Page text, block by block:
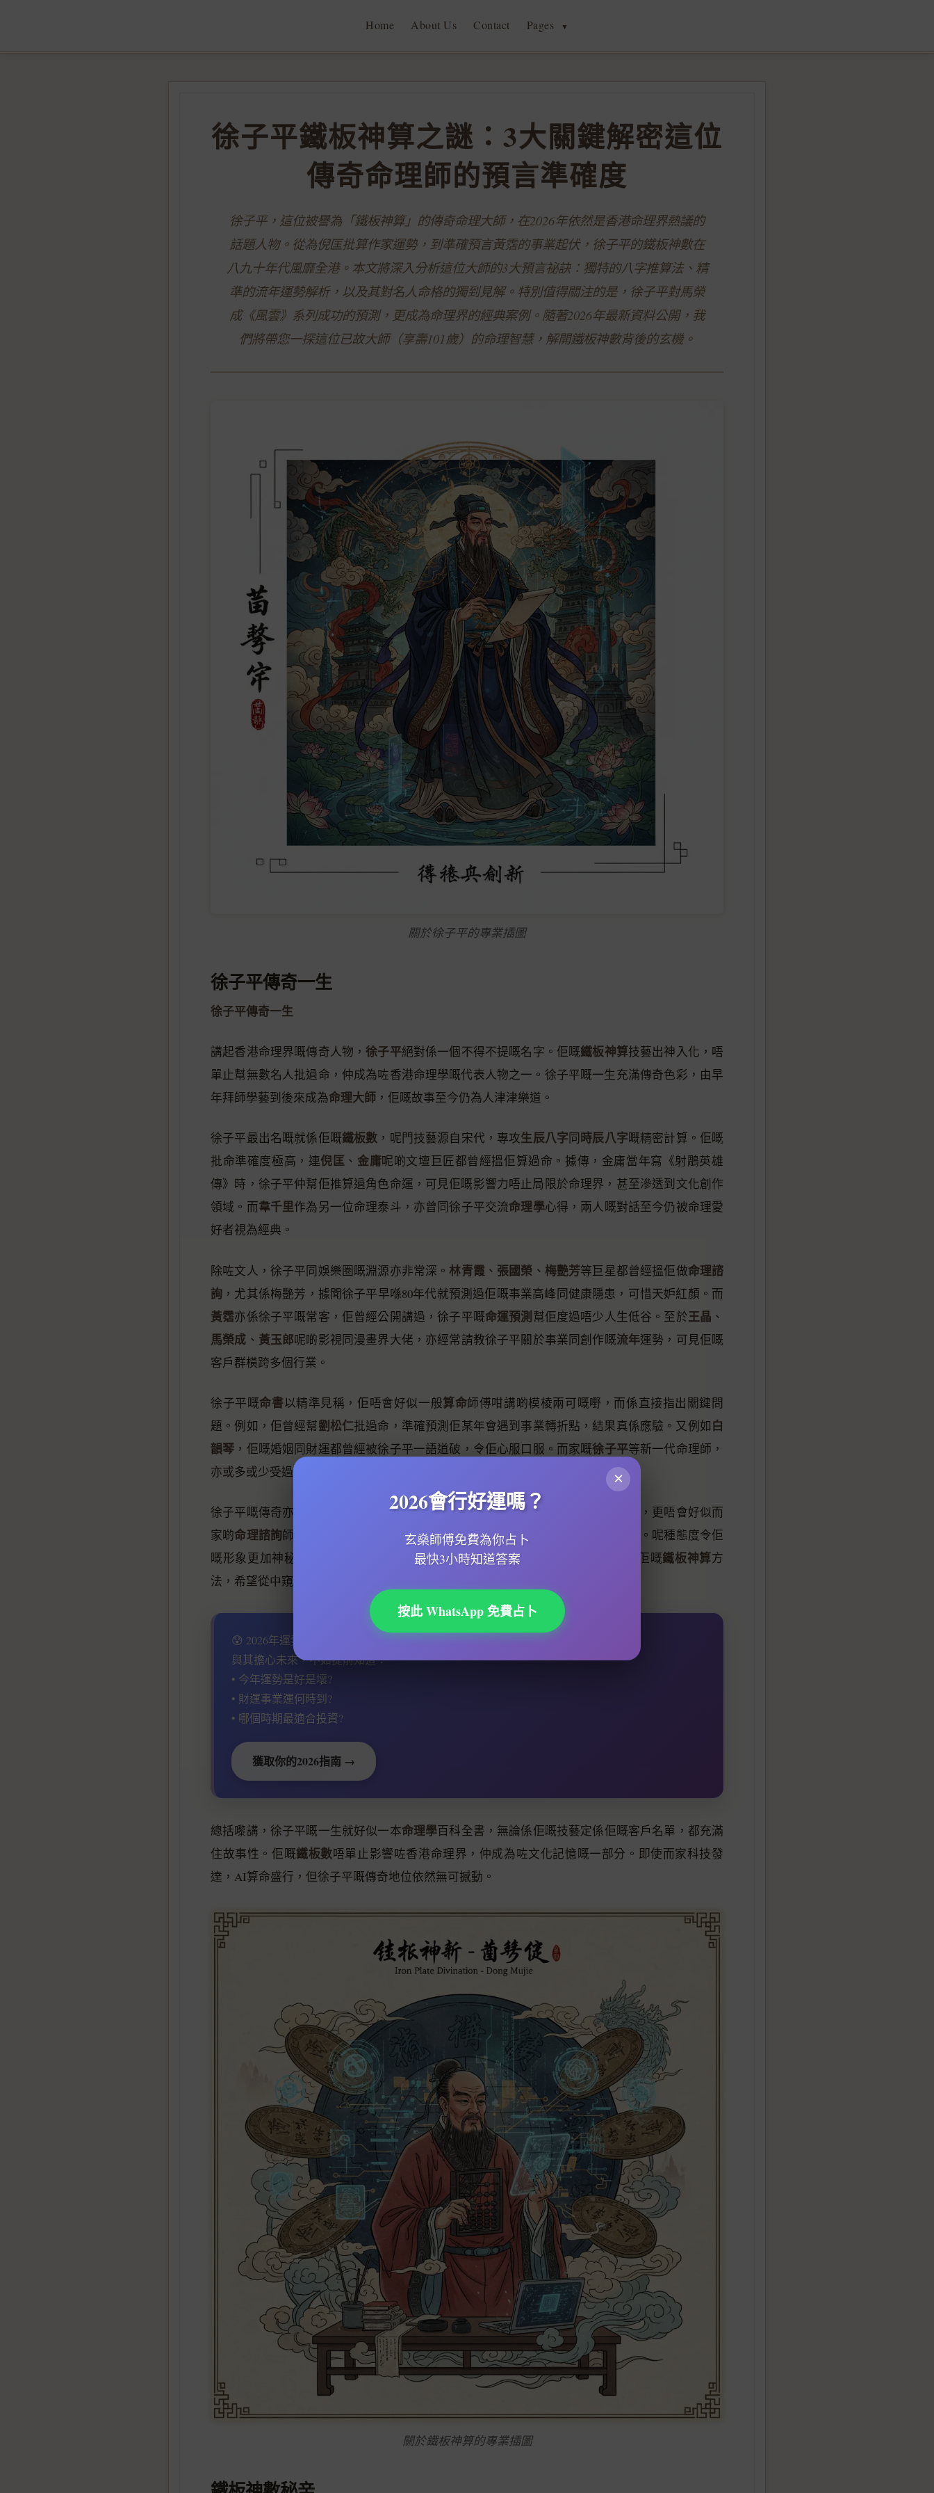
Home About Us Contact Pages ▼
徐子平鐵板神算之謎：3大關鍵解密這位
傳奇命理師的預言準確度
徐子平，這位被譽為「鐵板神算」的傳奇命理大師，在2026年依然是香港命理界熱議的
話題人物。從為倪匡批算作家運勢，到準確預言黃霑的事業起伏，徐子平的鐵板神數在
八九十年代風靡全港。本文將深入分析這位大師的3大預言祕訣：獨特的八字推算法、精
準的流年運勢解析，以及其對名人命格的獨到見解。特別值得關注的是，徐子平對馬榮
成《風雲》系列成功的預測，更成為命理界的經典案例。隨著2026年最新資料公開，我
們將帶您一探這位已故大師（享壽101歲）的命理智慧，解開鐵板神數背後的玄機。
關於徐子平的專業插圖
徐子平傳奇一生
徐子平傳奇一生
講起香港命理界嘅傳奇人物，徐子平絕對係一個不得不提嘅名字。佢嘅鐵板神算技藝出神入化，唔
單止幫無數名人批過命，仲成為咗香港命理學嘅代表人物之一。徐子平嘅一生充滿傳奇色彩，由早
年拜師學藝到後來成為命理大師 ，佢嘅故事至今仍為人津津樂道。
徐子平最出名嘅就係佢嘅鐵板數 ，呢門技藝源自宋代，專攻生辰八字同時辰八字嘅精密計算。佢嘅
批命準確度極高，連倪匡 、金庸呢啲文壇巨匠都曾經搵佢算過命。據傳，金庸當年寫《射鵰英雄
傳》時，徐子平仲幫佢推算過角色命運，可見佢嘅影響力唔止局限於命理界，甚至滲透到文化創作
領域。而韋千里作為另一位命理泰斗，亦曾同徐子平交流命理學心得，兩人嘅對話至今仍被命理愛
好者視為經典。
除咗文人，徐子平同娛樂圈嘅淵源亦非常深。 林青霞 、 張國榮 、 梅艷芳等巨星都曾經搵佢做命理諮
詢 ，尤其係梅艷芳，據聞徐子平早喺80年代就預測過佢嘅事業高峰同健康隱患，可惜天妒紅顏。而
黃霑亦係徐子平嘅常客，佢曾經公開講過，徐子平嘅命運預測幫佢度過唔少人生低谷。至於王晶 、
馬榮成 、 黃玉郎呢啲影視同漫畫界大佬，亦經常請教徐子平關於事業同創作嘅流年運勢，可見佢嘅
客戶群橫跨多個行業。
徐子平嘅命書以精準見稱，佢唔會好似一般算命師傅咁講啲模棱兩可嘅嘢，而係直接指出關鍵問
題。例如，佢曾經幫劉松仁批過命，準確預測佢某年會遇到事業轉折點，結果真係應驗。又例如白
韻琴 ，佢嘅婚姻同財運都曾經被徐子平一語道破，令佢心服口服。而家嘅徐子平等新一代命理師，
亦或多或少受過徐子平嘅影響，將
徐子平嘅傳奇亦體現喺佢嘅低調作風。雖然佢嘅客戶非富則貴，但佢極少公開露面，更唔會好似而
家啲命理諮詢師咁成日上電視。佢認為，批命係一門嚴肅嘅學問，唔應該被商業化。呢種態度令佢
嘅形象更加神秘，亦增添咗唔少傳奇色彩。即使到咗2026年，仍然有唔少人研究佢嘅鐵板神算方
法，希望從中窺探
😰 2026年運勢會更好還是更差？
與其擔心未來，不如提前知道：
• 今年運勢是好是壞?
• 財運事業運何時到?
• 哪個時期最適合投資?
獲取你的2026指南 →
總括嚟講，徐子平嘅一生就好似一本命理學百科全書，無論係佢嘅技藝定係佢嘅客戶名單，都充滿
住故事性。佢嘅鐵板數唔單止影響咗香港命理界，仲成為咗文化記憶嘅一部分。即使而家科技發
達，AI算命盛行，但徐子平嘅傳奇地位依然無可撼動。
關於鐵板神算的專業插圖
×
2026會行好運嗎？
玄燊師傅免費為你占卜
最快3小時知道答案
按此 WhatsApp 免費占卜